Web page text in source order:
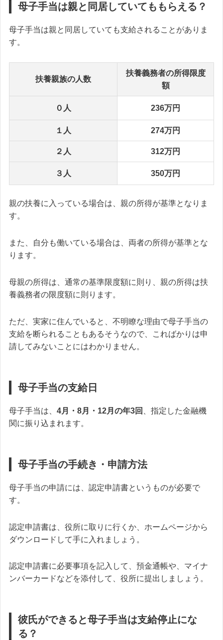
母子手当は親と同居していてももらえる？
母子手当は親と同居していても支給されることがありま
す。
扶養親族の人数
扶養義務者の所得限度
額
０人 236万円
１人 274万円
２人 312万円
３人 350万円
親の扶養に入っている場合は、親の所得が基準となりま
す。
また、自分も働いている場合は、両者の所得が基準とな
ります。
母親の所得は、通常の基準限度額に則り、親の所得は扶
養義務者の限度額に則ります。
ただ、実家に住んでいると、不明瞭な理由で母子手当の
支給を断られることもあるそうなので、こればかりは申
請してみないことにはわかりません。
母子手当の支給日
母子手当は、 4月・8月・12月の年3回
、指定した金融機
関に振り込まれます。
母子手当の手続き・申請方法
母子手当の申請には、認定申請書というものが必要で
す。
認定申請書は、役所に取りに行くか、ホームページから
ダウンロードして手に入れましょう。
認定申請書に必要事項を記入して、 預金通帳や、マイナ
ンバーカードなどを添付して 、役所に提出しましょう。
彼氏ができると母子手当は支給停止にな
る？